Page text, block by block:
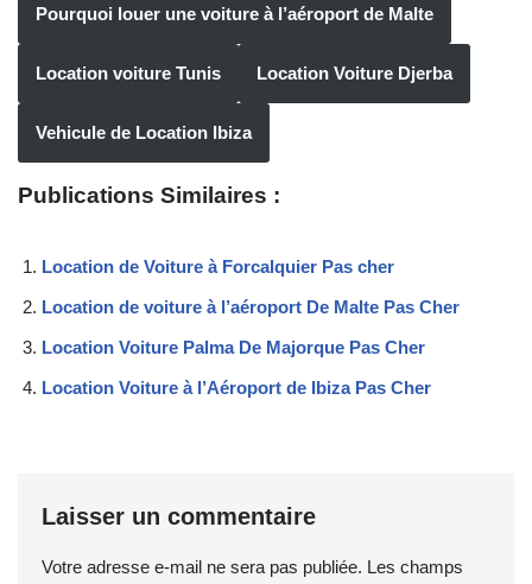
Pourquoi louer une voiture à l’aéroport de Malte
Location voiture Tunis Location Voiture Djerba
Vehicule de Location Ibiza
Publications Similaires :
Location de Voiture à Forcalquier Pas cher
Location de voiture à l’aéroport De Malte Pas Cher
Location Voiture Palma De Majorque Pas Cher
Location Voiture à l’Aéroport de Ibiza Pas Cher
Laisser un commentaire
Votre adresse e-mail ne sera pas publiée. Les champs